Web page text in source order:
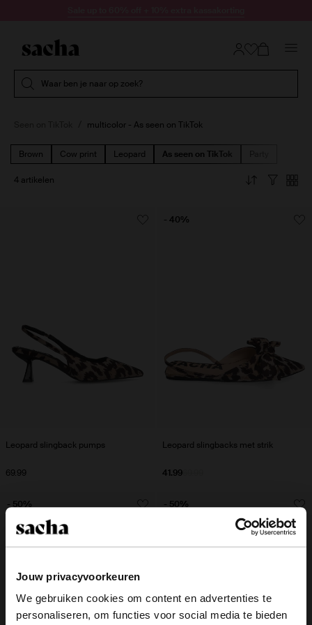
Jouw privacyvoorkeuren
We gebruiken cookies om content en advertenties te
personaliseren, om functies voor social media te bieden
Waar ben je naar op zoek?
multicolor - As seen on TikTok
Brown Cow print Leopard As seen on TikTok
4 artikelen
Leopard slingback pumps
69.99
Leopard slingbacks met strik
41.99
- 40%
- 50% - 50%